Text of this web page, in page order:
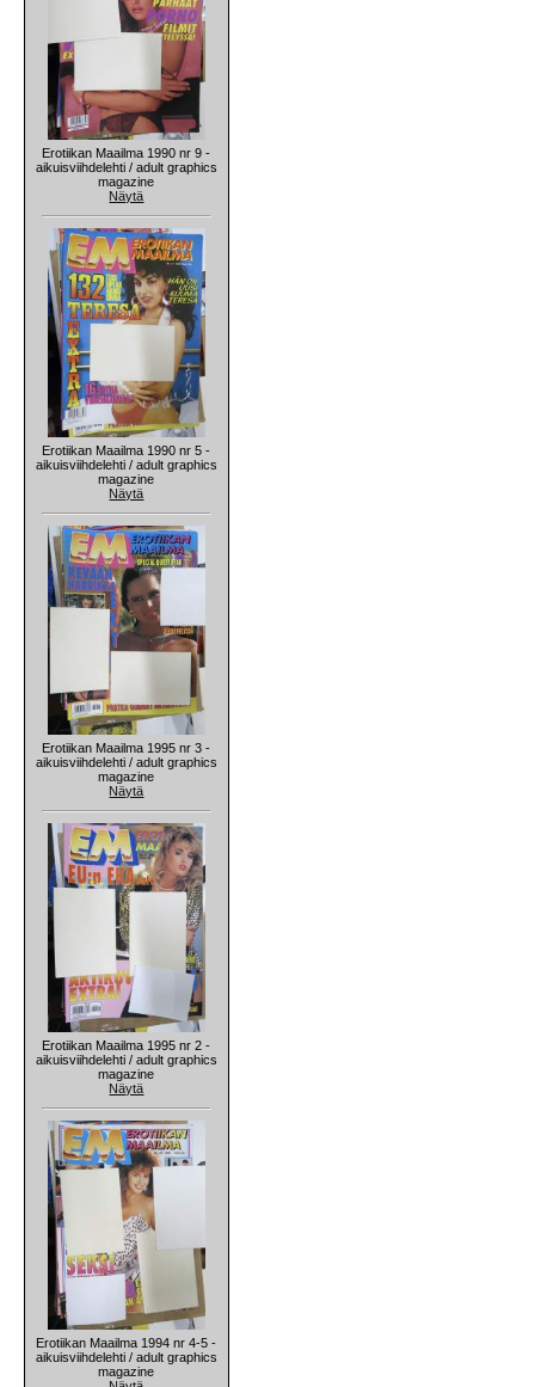
Erotiikan Maailma 1990 nr 9 -
aikuisviihdelehti / adult graphics
magazine
Näytä
Erotiikan Maailma 1990 nr 5 -
aikuisviihdelehti / adult graphics
magazine
Näytä
Erotiikan Maailma 1995 nr 3 -
aikuisviihdelehti / adult graphics
magazine
Näytä
Erotiikan Maailma 1995 nr 2 -
aikuisviihdelehti / adult graphics
magazine
Näytä
Erotiikan Maailma 1994 nr 4-5 -
aikuisviihdelehti / adult graphics
magazine